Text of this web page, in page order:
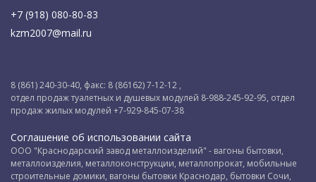
+7 (918) 080-80-83
kzm2007@mail.ru
8 (861) 240-30-40, факс: 8 (86162) 7-12-12 ,
отдел продаж туалетных и душевых модулей 8-988-245-92-95, отдел
продаж жилых модулей +7-929-845-07-38
Соглашение об использовании сайта
ООО "Краснодарский завод металлоизделий" - вагоны бытовки,
металлоизделия, металлоконструкции, металлопрокат, мобильные
строительные домики, вагоны бытовки Краснодар, бытовки Сочи,